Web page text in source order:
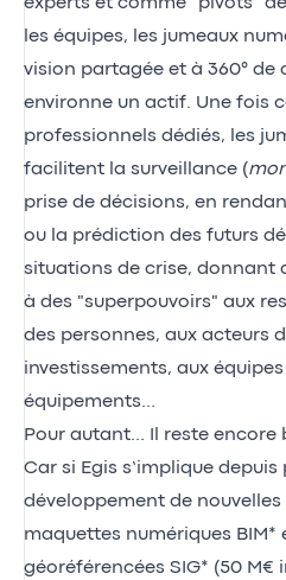
experts et comme "pivots"
les équipes, les jumeaux
vision partagée et à 360° de
environne un actif. Une fois
professionnels dédiés, les
facilitent la surveillance (
prise de décisions, en
ou la prédiction des futurs
situations de crise, donnant
à des "superpouvoirs" aux
des personnes, aux acteurs
investissements, aux
équipements…
Pour autant… Il reste encore
Car si Egis s’implique
développement de
maquettes numériques BIM*
géoréférencées SIG* (50 M€